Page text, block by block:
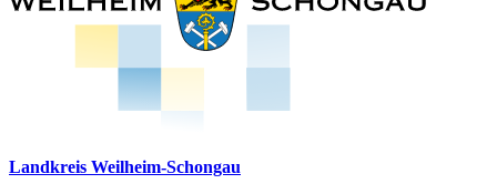
Landkreis Weilheim-Schongau